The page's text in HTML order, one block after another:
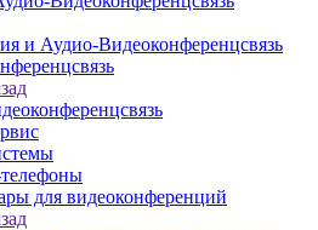
и Аудио-Видеоконференцсвязь
для видеоконференций